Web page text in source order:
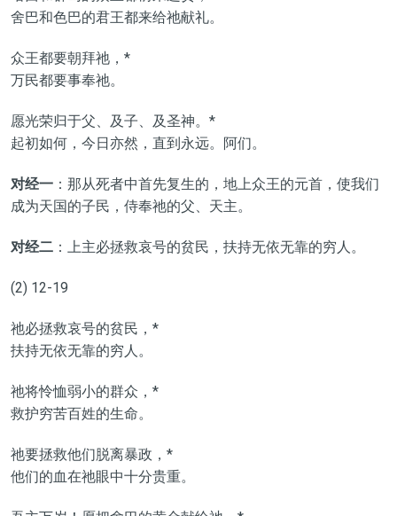
舍巴和色巴的君王都来给祂献礼。
众王都要朝拜祂，*
万民都要事奉祂。
愿光荣归于父、及子、及圣神。*
起初如何，今日亦然，直到永远。阿们。
对经一：那从死者中首先复生的，地上众王的元首，使我们
成为天国的子民，侍奉祂的父、天主。
对经二：上主必拯救哀号的贫民，扶持无依无靠的穷人。
(2) 12-19
祂必拯救哀号的贫民，*
扶持无依无靠的穷人。
祂将怜恤弱小的群众，*
救护穷苦百姓的生命。
祂要拯救他们脱离暴政，*
他们的血在祂眼中十分贵重。